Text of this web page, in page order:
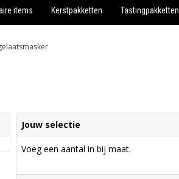
items Kerstpakketten Tastingpakketten
Jouw selectie
Voeg een aantal in bij maat.